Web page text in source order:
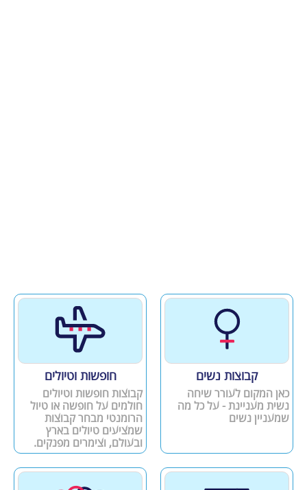
קבוצות נשים
כאן המקום לעורר שיחה
נשית מעניינת - על כל מה
שמעניין נשים
חופשות וטיולים
קבוצות חופשות וטיולים
חולמים על חופשה או טיול
הרומנטי מבחר קבוצות
שמציעים טיולים בארץ
ובעולם, וצימרים מפנקים.